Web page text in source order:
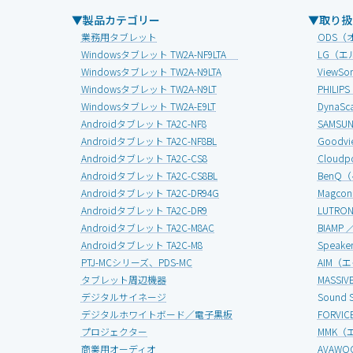
▼製品カテゴリー
業務用タブレット
Windowsタブレット TW2A-NF9LTA
Windowsタブレット TW2A-N9LTA
Windowsタブレット TW2A-N9LT
Windowsタブレット TW2A-E9LT
Androidタブレット TA2C-NF8
Androidタブレット TA2C-NF8BL
Androidタブレット TA2C-CS8
Androidタブレット TA2C-CS8BL
Androidタブレット TA2C-DR94G
Androidタブレット TA2C-DR9
Androidタブレット TA2C-M8AC
Androidタブレット TA2C-M8
PTJ-MCシリーズ、PDS-MC
タブレット周辺機器
デジタルサイネージ
デジタルホワイトボード／電子黒板
プロジェクター
商業用オーディオ
▼取り扱
ODS（
LG（エ
BenQ（
BIAMP
AIM（エ
Sound
MMK（